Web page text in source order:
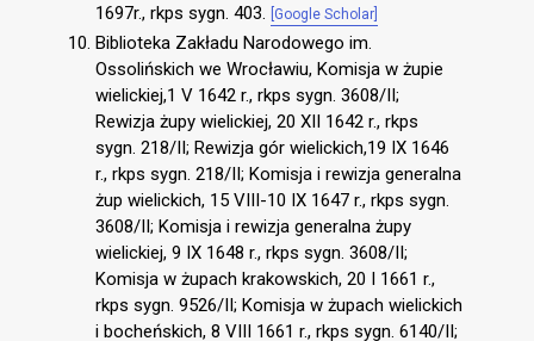
1697r., rkps sygn. 403.
[Google Scholar]
Biblioteka Zakładu Narodowego im.
Ossolińskich we Wrocławiu, Komisja w żupie
wielickiej,1 V 1642 r., rkps sygn. 3608/II;
Rewizja żupy wielickiej, 20 XII 1642 r., rkps
sygn. 218/II; Rewizja gór wielickich,19 IX 1646
r., rkps sygn. 218/II; Komisja i rewizja generalna
żup wielickich, 15 VIII-10 IX 1647 r., rkps sygn.
3608/II; Komisja i rewizja generalna żupy
wielickiej, 9 IX 1648 r., rkps sygn. 3608/II;
Komisja w żupach krakowskich, 20 I 1661 r.,
rkps sygn. 9526/II; Komisja w żupach wielickich
i bocheńskich, 8 VIII 1661 r., rkps sygn. 6140/II;